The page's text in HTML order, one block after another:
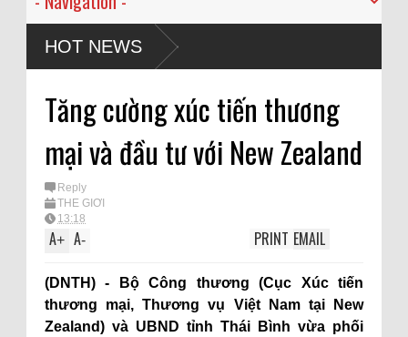
HOT NEWS
Tăng cường xúc tiến thương
mại và đầu tư với New Zealand
Reply
THẾ GIỚI
13:18
A+ A- EMAIL
PRINT
(DNTH) - Bộ Công thương (Cục Xúc tiến
thương mại, Thương vụ Việt Nam tại New
Zealand) và UBND tỉnh Thái Bình vừa phối